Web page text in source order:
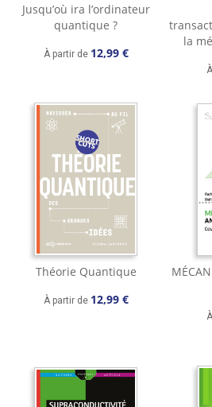
Jusqu’où ira l’ordinateur
quantique ?
À partir de 12,99 €
la
Théorie Quantique
À partir de 12,99 €